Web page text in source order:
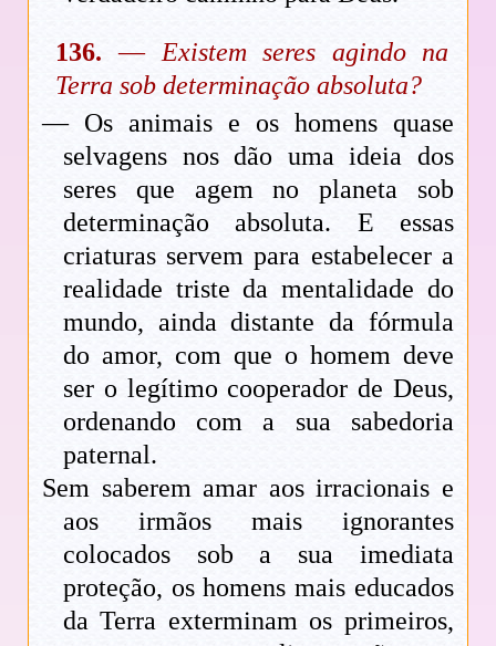
136. — Existem seres agindo na
Terra sob determinação absoluta?
— Os animais e os homens quase
selvagens nos dão uma ideia dos
seres que agem no planeta sob
determinação absoluta. E essas
criaturas servem para estabelecer a
realidade triste da mentalidade do
mundo, ainda distante da fórmula
do amor, com que o homem deve
ser o legítimo cooperador de Deus,
ordenando com a sua sabedoria
paternal.
Sem saberem amar aos irracionais e
aos irmãos mais ignorantes
colocados sob a sua imediata
proteção, os homens mais educados
da Terra exterminam os primeiros,